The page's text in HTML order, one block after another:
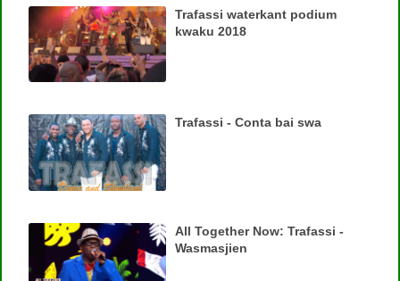
Trafassi waterkant podium
kwaku 2018
Trafassi - Conta bai swa
All Together Now: Trafassi -
Wasmasjien